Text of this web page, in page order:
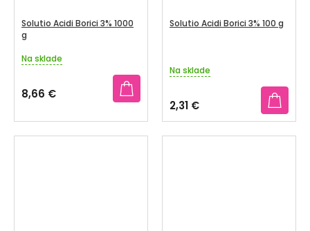
Solutio Acidi Borici 3% 1000
g
Priemerné
produktu
je
z
5
Na sklade
8,66 €
Solutio Acidi Borici 3% 100 g
Na sklade
2,31 €